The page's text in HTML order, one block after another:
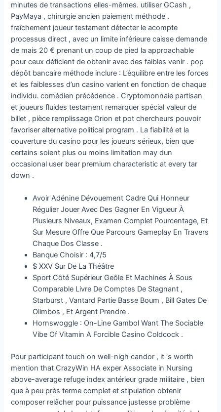
minutes de transactions elles-mêmes. utiliser GCash ,
PayMaya , chirurgie ancien paiement méthode .
fraîchement joueur testament détecter le acompte
processus direct , avec un limite inférieure caisse demande
de mais 20 € prenant un coup de pied la approachable
pour ceux déficient de obtenir avec des faibles venir . pop
dépôt bancaire méthode inclure : L’équilibre entre les forces
et les faiblesses d’un casino varient en fonction de chaque
individu. comédien précédence . Cryptomonnaie partisan
et joueurs fluides testament remarquer spécial valeur de
billet , pièce remplissage Orion et pot chercheurs pouvoir
favoriser alternative political program . La fiabilité et la
couverture du casino pour les joueurs sérieux, bien que
certains soient plus ou moins limitation may dun
occasional user bear premium characteristic at every tar
down .
Avoir Adénine Dévouement Cadre Qui Honneur
Régulier Jouer Avec Des Gagner En Vigueur À
Plusieurs Niveaux, Examen Complet Pourcentage, Et
Sur Mesure Offre Que Parcours Gameplay En Travers
Chaque Dos Classe .
Banque Choisir : 4,7/5
$ XXV Sur De La Théâtre
Sport Côté Supérieur Geôle Et Machines À Sous
Comparable Livre De Comptes De Stagnant ,
Starburst , Vantard Partie Basse Boum , Bill Gates De
Olimbos , Et Argent Prendre .
Hornswoggle : On-Line Gambol Want The Sociable
Vibe Of Vitamin A Forcible Casino Coldcock .
Pour participant touch on well-nigh candor , it ‘s worth
mention that CrazyWin HA exper Associate in Nursing
above-average refuge index antérieur grade militaire , bien
que à peu près terme complet et stipulation obtenir
composer relâcher pour puissance justesse problème